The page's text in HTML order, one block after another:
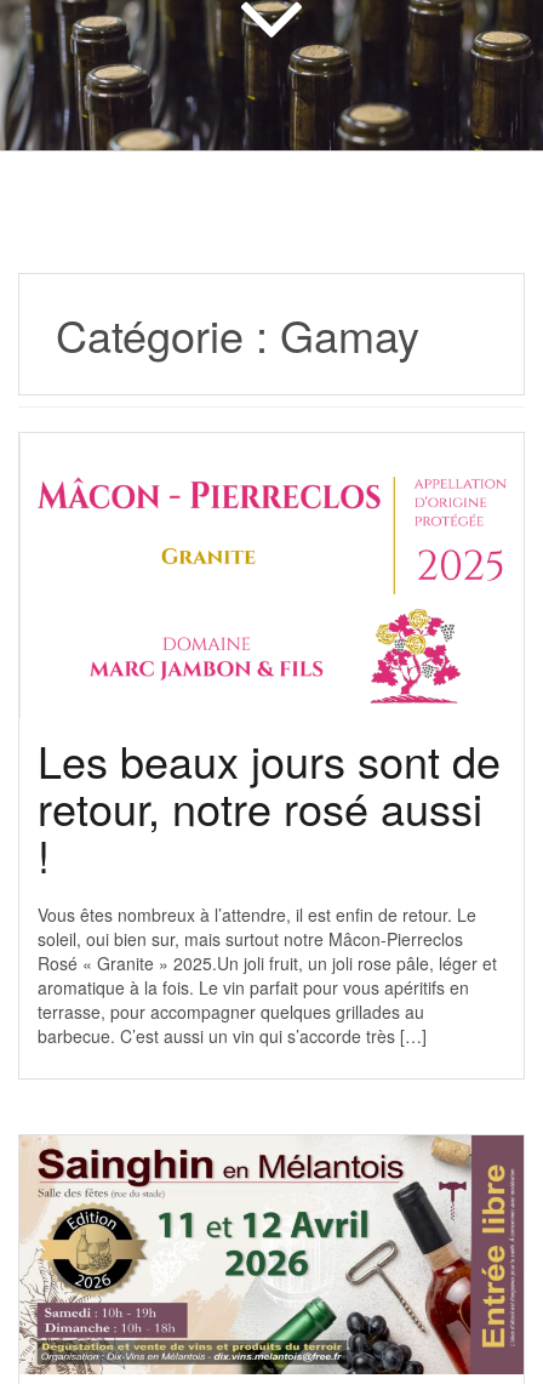
Catégorie : Gamay
Les beaux jours sont de
retour, notre rosé aussi
!
Vous êtes nombreux à l’attendre, il est enfin de retour. Le
soleil, oui bien sur, mais surtout notre Mâcon-Pierreclos
Rosé « Granite » 2025.Un joli fruit, un joli rose pâle, léger et
aromatique à la fois. Le vin parfait pour vous apéritifs en
terrasse, pour accompagner quelques grillades au
barbecue. C’est aussi un vin qui s’accorde très […]